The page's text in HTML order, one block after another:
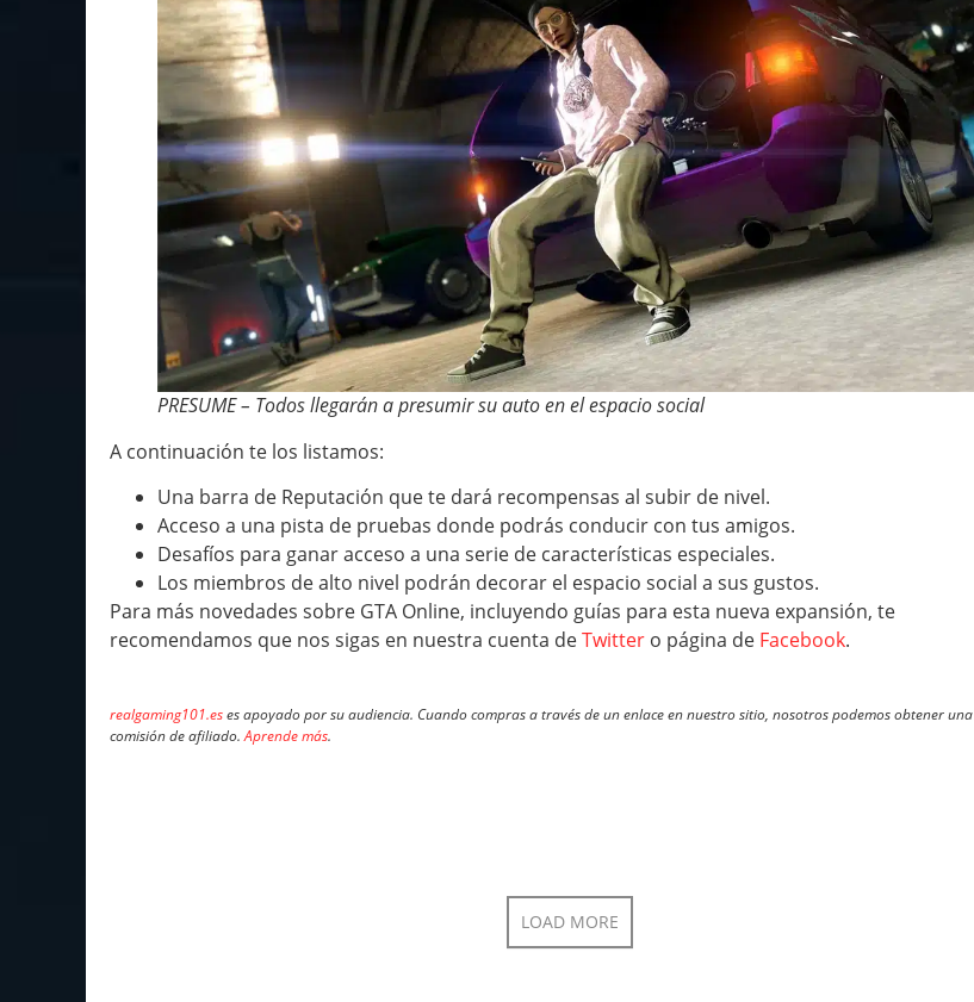
PRESUME – Todos llegarán a presumir su auto en el espacio social
A continuación te los listamos:
Una barra de Reputación que te dará recompensas al subir de nivel.
Acceso a una pista de pruebas donde podrás conducir con tus amigos.
Desafíos para ganar acceso a una serie de características especiales.
Los miembros de alto nivel podrán decorar el espacio social a sus gustos.
Para más novedades sobre GTA Online, incluyendo guías para esta nueva expansión, te
recomendamos que nos sigas en nuestra cuenta deTwitter o página de Facebook.
realgaming101.eses apoyado por su audiencia. Cuando compras a través de un enlace en nuestro sitio, nosotros podemos obtener una
comisión de afiliado.Aprende más.
LOAD MORE